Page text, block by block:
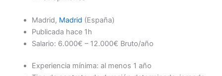
Madrid, Madrid (España)
Publicada hace 1h
Salario: 6.000€ – 12.000€ Bruto/año
Experiencia mínima: al menos 1 año